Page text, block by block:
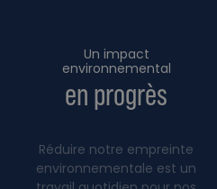
Un impact
environnemental
en progrès
Réduire notre empreinte
environnementale est un